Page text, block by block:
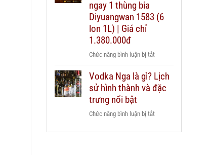
chi
Chivas
25
duty
hay
mua
ngay 1 thùng bia
Diyuangwan 1583 (6
lon 1L) | Giá chỉ
1.380.000đ
Chức năng bình luận bị tắtở
2
chai
Wood
Vodka Nga là gì? Lịch
sử hình thành và đặc
trưng nổi bật
Chức năng bình luận bị tắtở
Nga